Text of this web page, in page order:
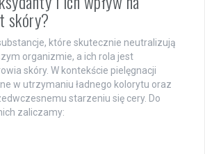
skóry?
które skutecznie neutralizują
organizmie, a ich rola jest
skóry. W kontekście pielęgnacji
w utrzymaniu ładnego kolorytu oraz
starzeniu się cery. Do
zaliczamy: